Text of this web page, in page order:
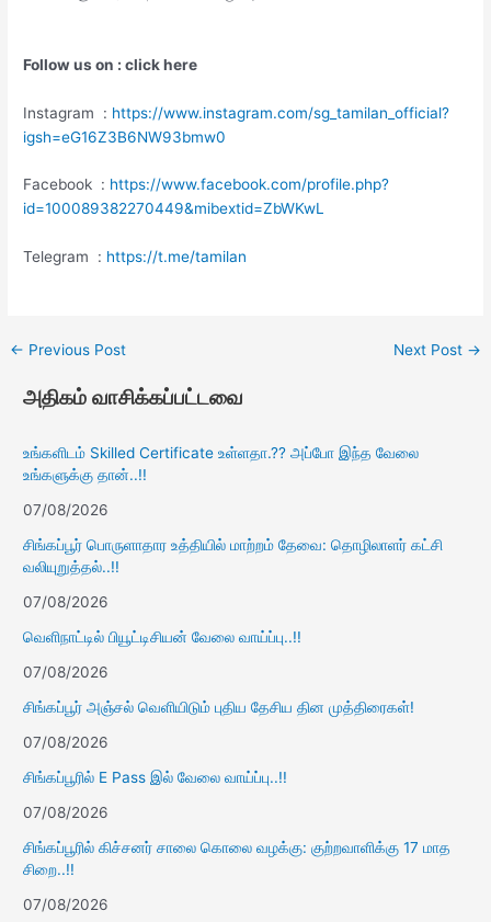
Follow us on : click here
Instagram : https://www.instagram.com/sg_tamilan_official?
igsh=eG16Z3B6NW93bmw0
Facebook : https://www.facebook.com/profile.php?
id=100089382270449&mibextid=ZbWKwL
Telegram : https://t.me/tamilan
← Previous Post Next Post →
அதிகம் வாசிக்கப்பட்டவை
உங்களிடம் Skilled Certificate உள்ளதா.?? அப்போ இந்த வேலை
உங்களுக்கு தான்..!!
07/08/2026
சிங்கப்பூர் பொருளாதார உத்தியில் மாற்றம் தேவை: தொழிலாளர் கட்சி
வலியுறுத்தல்..!!
07/08/2026
வெளிநாட்டில் பியூட்டிசியன் வேலை வாய்ப்பு..!!
07/08/2026
சிங்கப்பூர் அஞ்சல் வெளியிடும் புதிய தேசிய தின முத்திரைகள்!
07/08/2026
சிங்கப்பூரில் E Pass இல் வேலை வாய்ப்பு..!!
07/08/2026
சிங்கப்பூரில் கிச்சனர் சாலை கொலை வழக்கு: குற்றவாளிக்கு 17 மாத
சிறை..!!
07/08/2026